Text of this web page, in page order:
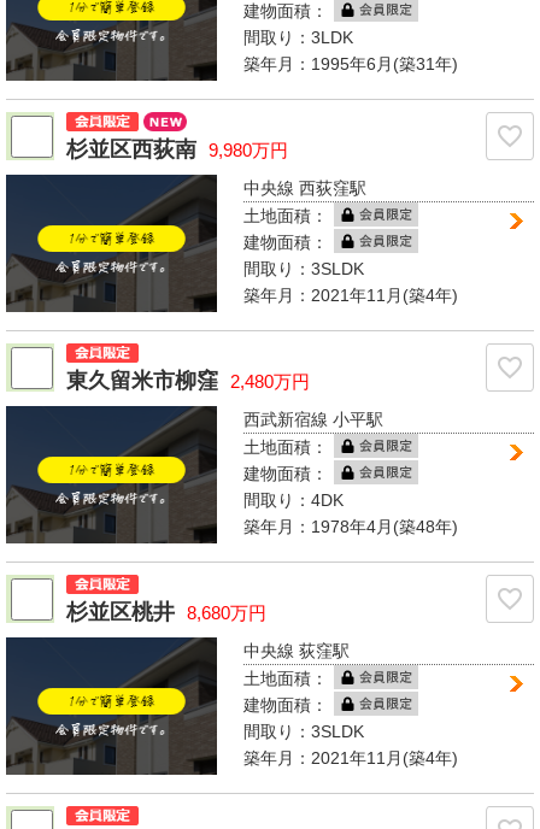
建物面積：
間取り：3LDK
築年月：1995年6月(築31年)
杉並区西荻南 9,980万円
中央線 西荻窪駅
土地面積：
建物面積：
間取り：3SLDK
築年月：2021年11月(築4年)
東久留米市柳窪 2,480万円
西武新宿線 小平駅
土地面積：
建物面積：
間取り：4DK
築年月：1978年4月(築48年)
杉並区桃井 8,680万円
中央線 荻窪駅
土地面積：
建物面積：
間取り：3SLDK
築年月：2021年11月(築4年)